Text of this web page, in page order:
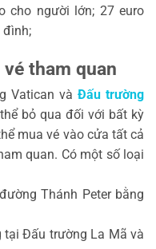
cho người lớn; 27 euro
đình;
tham quan
Vatican và Đấu trường
bỏ qua đối với bất kỳ
mua vé vào cửa tất cả
quan. Có một số loại
Thánh Peter bằng
tại Đấu trường La Mã và